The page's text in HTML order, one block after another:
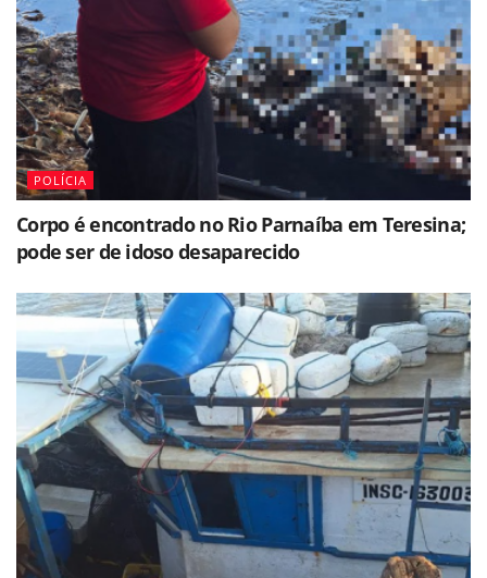
POLÍCIA
Corpo é encontrado no Rio Parnaíba em Teresina;
pode ser de idoso desaparecido